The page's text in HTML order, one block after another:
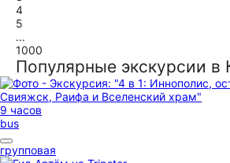
4
5
...
1000
Популярные экскурсии в
9 часов
bus
групповая